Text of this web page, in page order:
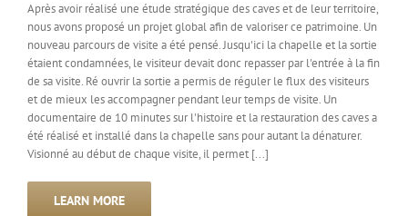
Après avoir réalisé une étude stratégique des caves et de leur territoire,
nous avons proposé un projet global afin de valoriser ce patrimoine. Un
nouveau parcours de visite a été pensé. Jusqu'ici la chapelle et la sortie
étaient condamnées, le visiteur devait donc repasser par l'entrée à la fin
de sa visite. Ré ouvrir la sortie a permis de réguler le flux des visiteurs
et de mieux les accompagner pendant leur temps de visite. Un
documentaire de 10 minutes sur l'histoire et la restauration des caves a
été réalisé et installé dans la chapelle sans pour autant la dénaturer.
Visionné au début de chaque visite, il permet [...]
LEARN MORE